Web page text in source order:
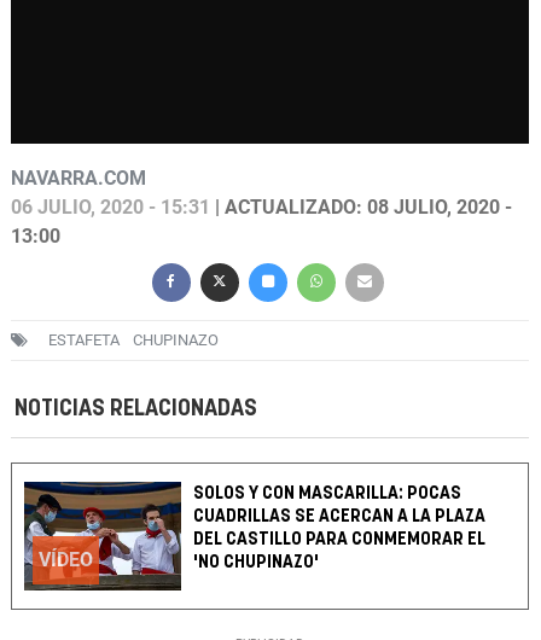
NAVARRA.COM
06 JULIO, 2020 - 15:31 | ACTUALIZADO: 08 JULIO, 2020 -
13:00
ESTAFETA CHUPINAZO
NOTICIAS RELACIONADAS
VÍDEO
SOLOS Y CON MASCARILLA: POCAS
CUADRILLAS SE ACERCAN A LA PLAZA
DEL CASTILLO PARA CONMEMORAR EL
'NO CHUPINAZO'